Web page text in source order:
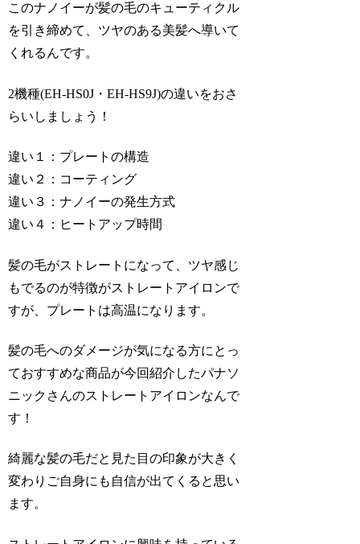
このナノイーが髪の毛のキューティクル
を引き締めて、ツヤのある美髪へ導いて
くれるんです。
2機種(EH-HS0J・EH-HS9J)の違いをおさ
らいしましょう！
違い１：プレートの構造
違い２：コーティング
違い３：ナノイーの発生方式
違い４：ヒートアップ時間
髪の毛がストレートになって、ツヤ感じ
もでるのが特徴がストレートアイロンで
すが、プレートは高温になります。
髪の毛へのダメージが気になる方にとっ
ておすすめな商品が今回紹介したパナソ
ニックさんのストレートアイロンなんで
す！
綺麗な髪の毛だと見た目の印象が大きく
変わりご自身にも自信が出てくると思い
ます。